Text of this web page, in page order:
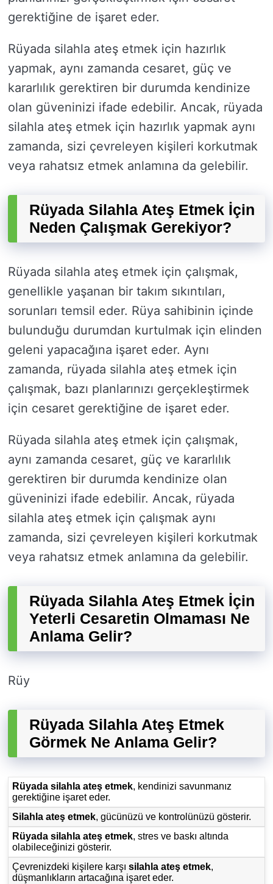
gerektiğine de işaret eder.
Rüyada silahla ateş etmek için hazırlık
yapmak, aynı zamanda cesaret, güç ve
kararlılık gerektiren bir durumda kendinize
olan güveninizi ifade edebilir. Ancak, rüyada
silahla ateş etmek için hazırlık yapmak aynı
zamanda, sizi çevreleyen kişileri korkutmak
veya rahatsız etmek anlamına da gelebilir.
Rüyada Silahla Ateş Etmek İçin
Neden Çalışmak Gerekiyor?
Rüyada silahla ateş etmek için çalışmak,
genellikle yaşanan bir takım sıkıntıları,
sorunları temsil eder. Rüya sahibinin içinde
bulunduğu durumdan kurtulmak için elinden
geleni yapacağına işaret eder. Aynı
zamanda, rüyada silahla ateş etmek için
çalışmak, bazı planlarınızı gerçekleştirmek
için cesaret gerektiğine de işaret eder.
Rüyada silahla ateş etmek için çalışmak,
aynı zamanda cesaret, güç ve kararlılık
gerektiren bir durumda kendinize olan
güveninizi ifade edebilir. Ancak, rüyada
silahla ateş etmek için çalışmak aynı
zamanda, sizi çevreleyen kişileri korkutmak
veya rahatsız etmek anlamına da gelebilir.
Rüyada Silahla Ateş Etmek İçin
Yeterli Cesaretin Olmaması Ne
Anlama Gelir?
Rüy
Rüyada Silahla Ateş Etmek
Görmek Ne Anlama Gelir?
Rüyada silahla ateş etmek, kendinizi savunmanız
gerektiğine işaret eder.
Silahla ateş etmek, gücünüzü ve kontrolünüzü gösterir.
Rüyada silahla ateş etmek, stres ve baskı altında
olabileceğinizi gösterir.
Çevrenizdeki kişilere karşısilahla ateş etmek,
düşmanlıkların artacağına işaret eder.